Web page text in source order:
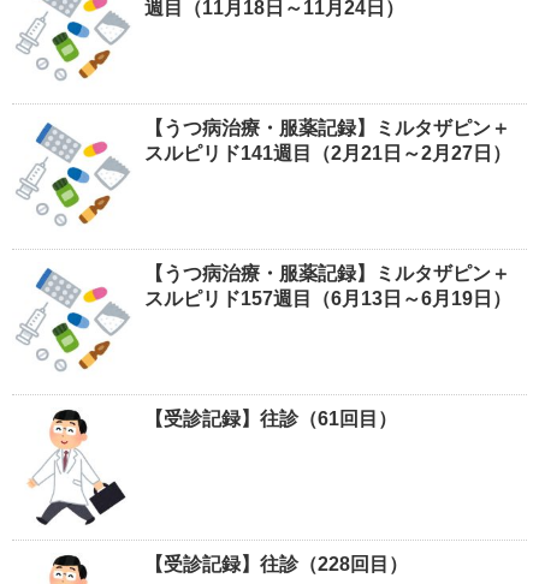
週目（11月18日～11月24日）
【うつ病治療・服薬記録】ミルタザピン＋
スルピリド141週目（2月21日～2月27日）
【うつ病治療・服薬記録】ミルタザピン＋
スルピリド157週目（6月13日～6月19日）
【受診記録】往診（61回目）
【受診記録】往診（228回目）